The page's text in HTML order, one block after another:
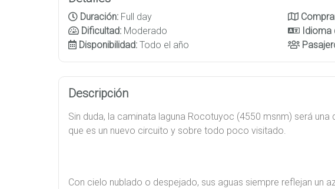
Duración: Full day
Dificultad: Moderado
Disponibilidad: Todo el año
Idioma
Descripción
Sin duda, la caminata laguna Rocotuyoc (4550 msnm) será
que es un nuevo circuito y sobre todo poco visitado.
Con cielo nublado o despejado, sus aguas siempre reflejan un